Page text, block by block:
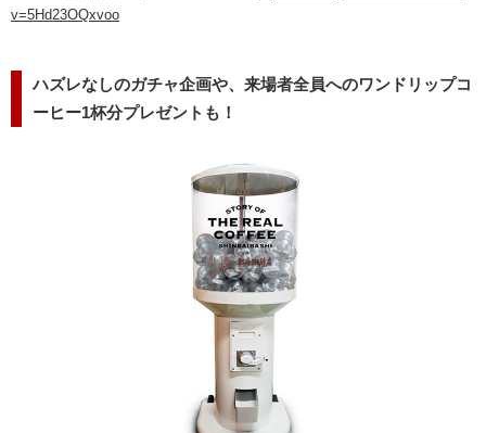
v=5Hd23OQxvoo
ハズレなしのガチャ企画や、来場者全員へのワンドリップコ
ーヒー1杯分プレゼントも！